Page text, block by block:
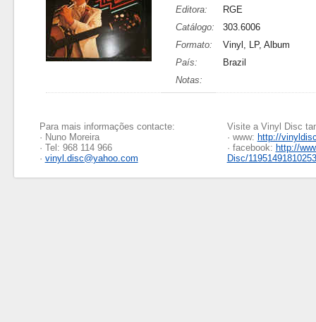
Editora:
RGE
Catálogo:
303.6006
Formato:
Vinyl, LP, Album
País:
Brazil
Notas:
Para mais informações contacte:
· Nuno Moreira
· Tel: 968 114 966
· vinyl.disc@yahoo.com
Visite a Vinyl Disc
· www: http://
· facebook: http://
Disc/